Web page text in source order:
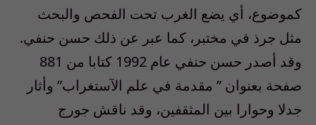
كموضوع، أي يضع الغرب تحت الفحص والبحث
مثل جرذ في مختبر، كما عبر عن ذلك حسن حنفي.
وقد أصدر حسن حنفي عام 1992 كتابا من 881
صفحة بعنوان ” مقدمة في علم الآستغراب” وأثار
جدلا وحوارا بين المثقفين، وقد ناقش جورج